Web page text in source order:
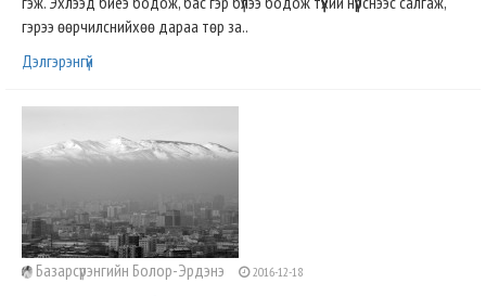
гэрээ өөрчилснийхөө дараа төр за..
Дэлгэрэнгүй
Базарсүрэнгийн Болор-Эрдэнэ 2016-12-18